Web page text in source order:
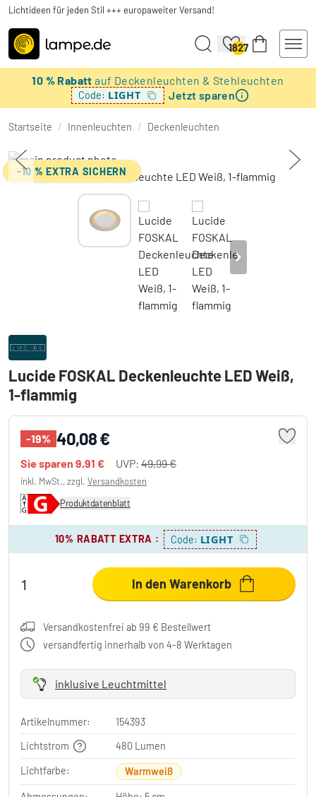
Lichtideen für jeden Stil +++ europaweiter Versand!
1827
10 % Rabattauf Deckenleuchten & Stehleuchten
Code: LIGHT Jetzt sparen
Startseite / Innenleuchten / Deckenleuchten
-10 % EXTRA SICHERN
Lucide FOSKAL Deckenleuchte LED Weiß,
1-flammig
-19% 40,08 €
Sie sparen 9,91 € UVP: 49,99 €
inkl. MwSt., zzgl. Versandkosten
Produktdatenblatt
10% RABATT EXTRA : Code: LIGHT
In den Warenkorb
Versandkostenfrei ab 99 € Bestellwert
versandfertig innerhalb von 4-8 Werktagen
inklusive Leuchtmittel
Artikelnummer:
154393
Lichtstrom
480 Lumen
Lichtfarbe: Warmweiß